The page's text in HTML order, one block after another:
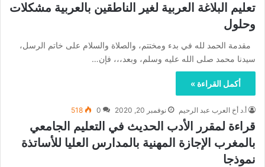
تعليم البلاغة العربية لغير الناطقين بالعربية مشكلات
وحلول
مقدمة الحمد لله في بدء ومختتم، والصلاة والسلام على خاتم الرسل،
سيدنا محمد صلى الله عليه وسلم، وبعد،،، فإن…
أكمل القراءة »
أ.د أخ العرب عبد الرحيم نوفمبر 20, 2020 0
518
قراءة لمقرر الأدب الحديث في التعليم الجامعي
بالمغرب الإجازة المهنية بالمدارس العليا للأساتذة
نموذجا